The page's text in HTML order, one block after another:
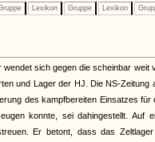
Lexikon Gruppe Lexikon
sich gegen die scheinbar
und Lager der HJ. Die NS-
des kampfbereiten Einsatzes
konnte, sei dahingestellt. Auf
Er betont, dass das